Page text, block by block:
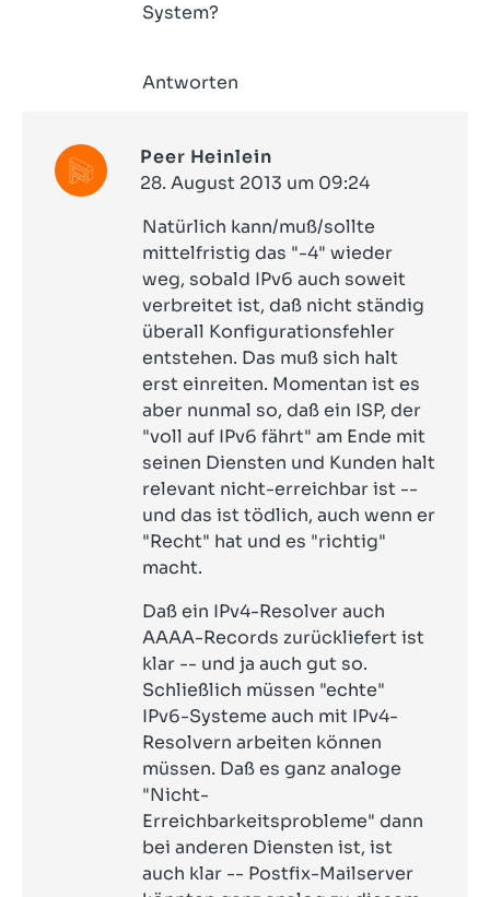
System?
Antworten
Peer Heinlein
28. August 2013 um 09:24
Natürlich kann/muß/sollte
mittelfristig das "-4" wieder
weg, sobald IPv6 auch soweit
verbreitet ist, daß nicht ständig
überall Konfigurationsfehler
entstehen. Das muß sich halt
erst einreiten. Momentan ist es
aber nunmal so, daß ein ISP, der
"voll auf IPv6 fährt" am Ende mit
seinen Diensten und Kunden halt
relevant nicht-erreichbar ist --
und das ist tödlich, auch wenn er
"Recht" hat und es "richtig"
macht.
Daß ein IPv4-Resolver auch
AAAA-Records zurückliefert ist
klar -- und ja auch gut so.
Schließlich müssen "echte"
IPv6-Systeme auch mit IPv4-
Resolvern arbeiten können
müssen. Daß es ganz analoge
"Nicht-
Erreichbarkeitsprobleme" dann
bei anderen Diensten ist, ist
auch klar -- Postfix-Mailserver